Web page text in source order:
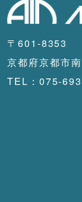
〒601-8353
京都府京都市
TEL：075-